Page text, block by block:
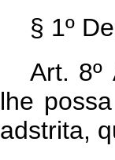
§ 1º
Art. 8º
lhe
adstrita,